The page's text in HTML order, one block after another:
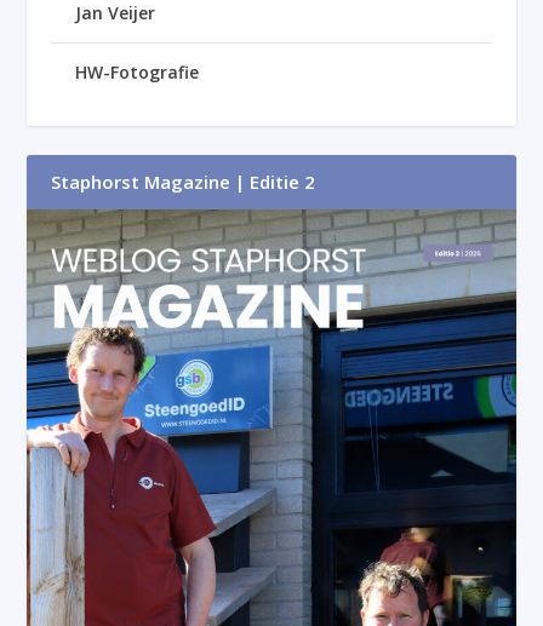
Jan Veijer
HW-Fotografie
Staphorst Magazine | Editie 2